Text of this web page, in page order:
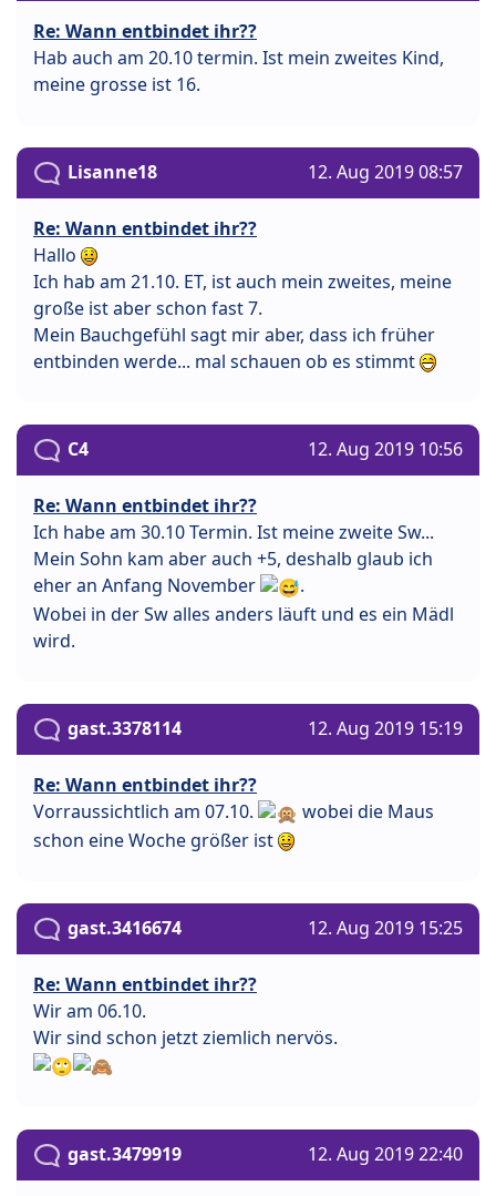
Re: Wann entbindet ihr??
Hab auch am 20.10 termin. Ist mein zweites Kind,
meine grosse ist 16.
Lisanne18 12. Aug 2019 08:57
Re: Wann entbindet ihr??
Hallo
Ich hab am 21.10. ET, ist auch mein zweites, meine
große ist aber schon fast 7.
Mein Bauchgefühl sagt mir aber, dass ich früher
entbinden werde... mal schauen ob es stimmt
C4 12. Aug 2019 10:56
Re: Wann entbindet ihr??
Ich habe am 30.10 Termin. Ist meine zweite Sw...
Mein Sohn kam aber auch +5, deshalb glaub ich
eher an Anfang November
.
Wobei in der Sw alles anders läuft und es ein Mädl
wird.
gast.3378114 12. Aug 2019 15:19
Re: Wann entbindet ihr??
Vorraussichtlich am 07.10.
wobei die Maus
schon eine Woche größer ist
gast.3416674 12. Aug 2019 15:25
Re: Wann entbindet ihr??
Wir am 06.10.
Wir sind schon jetzt ziemlich nervös.
gast.3479919 12. Aug 2019 22:40